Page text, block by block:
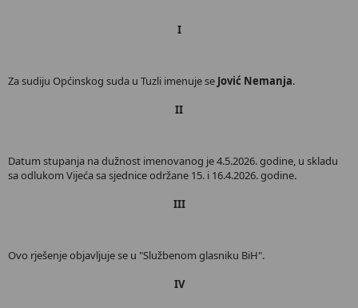
I
Za sudiju Općinskog suda u Tuzli imenuje se Jović Nemanja.
II
Datum stupanja na dužnost imenovanog je 4.5.2026. godine, u skladu
sa odlukom Vijeća sa sjednice održane 15. i 16.4.2026. godine.
III
Ovo rješenje objavljuje se u "Službenom glasniku BiH".
IV